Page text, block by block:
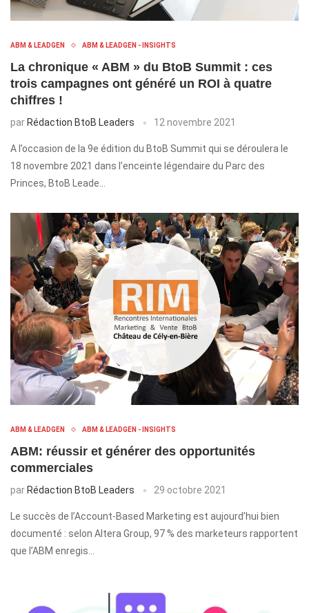
ABM & LEADGEN ABM & LEADGEN - INSIGHTS
La chronique « ABM » du BtoB Summit : ces
trois campagnes ont généré un ROI à quatre
chiffres !
par Rédaction BtoB Leaders 12 novembre 2021
A l’occasion de la 9e édition du BtoB Summit qui se déroulera le
18 novembre 2021 dans l’enceinte légendaire du Parc des
Princes, BtoB Leade…
ABM & LEADGEN ABM & LEADGEN - INSIGHTS
ABM: réussir et générer des opportunités
commerciales
par Rédaction BtoB Leaders 29 octobre 2021
Le succès de l’Account-Based Marketing est aujourd’hui bien
documenté : selon Altera Group, 97 % des marketeurs rapportent
que l’ABM enregis…